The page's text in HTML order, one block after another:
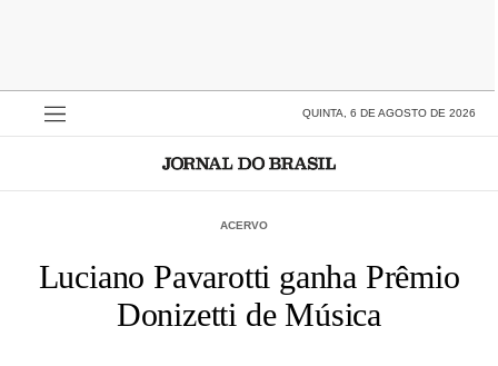
QUINTA, 6 DE AGOSTO DE 2026
ACERVO
Luciano Pavarotti ganha Prêmio
Donizetti de Música